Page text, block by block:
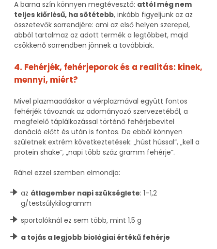
A barna szín könnyen megtévesztő: attól még nem
teljes kiőrlésű, ha sötétebb, inkább figyeljünk az az
összetevők sorrendjére: ami az első helyen szerepel,
abból tartalmaz az adott termék a legtöbbet, majd
csökkenő sorrendben jönnek a továbbiak.
4. Fehérjék, fehérjeporok és a realitás: kinek,
mennyi, miért?
Mivel plazmaadáskor a vérplazmával együtt fontos
fehérjék távoznak az adományozó szervezetéből, a
megfelelő táplálkozással történő fehérjebevitel
donáció előtt és után is fontos. De ebből könnyen
születnek extrém következtetések: „húst hússal”, „kell a
protein shake”, „napi több száz gramm fehérje”.
Ráhel ezzel szemben elmondja:
az átlagember napi szükséglete: 1–1,2
g/testsúlykilogramm
sportolóknál ez sem több, mint 1,5 g
a tojás a legjobb biológiai értékű fehérje